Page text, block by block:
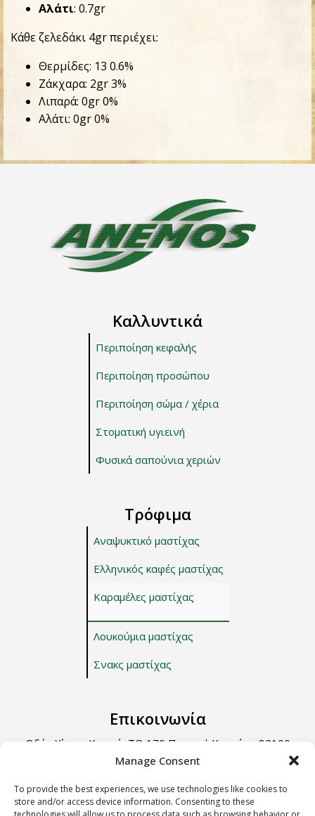
Manage Consent
To provide the best experiences, we use technologies like cookies to
store and/or access device information. Consenting to these
Αλάτι: 0.7gr
Κάθε ζελεδάκι 4gr περιέχει:
Θερμίδες: 13 0.6%
Ζάκχαρα: 2gr3%
Λιπαρά: 0gr0%
Αλάτι: 0gr0%
Καλλυντικά
Περιποίηση κεφαλής
Περιποίηση προσώπου
Περιποίηση σώμα / χέρια
Στοματική υγιεινή
Φυσικά σαπούνια χεριών
Τρόφιμα
Αναψυκτικό μαστίχας
Ελληνικός καφές μαστίχας
Καραμέλες μαστίχας
Λουκούμια μαστίχας
Σνακς μαστίχας
Επικοινωνία
Οδός Χίου – Καρφά, ΤΘ 170 Περιοχή Κοντάρι, 82100
Χίος.
Τηλ: +30 22710 22666
Email: info@e-anemos.gr